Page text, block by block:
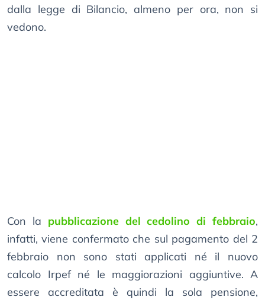
dalla legge di Bilancio, almeno per ora, non si
vedono.
Con la pubblicazione del cedolino di febbraio,
infatti, viene confermato che sul pagamento del 2
febbraio non sono stati applicati né il nuovo
calcolo Irpef né le maggiorazioni aggiuntive. A
essere accreditata è quindi la sola pensione,